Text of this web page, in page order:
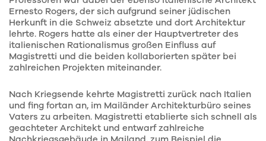
Ernesto Rogers, der sich aufgrund seiner jüdischen
Herkunft in die Schweiz absetzte und dort Architektur
lehrte. Rogers hatte als einer der Hauptvertreter des
italienischen Rationalismus großen Einfluss auf
Magistretti und die beiden kollaborierten später bei
zahlreichen Projekten miteinander.
Nach Kriegsende kehrte Magistretti zurück nach Italien
und fing fortan an, im Mailänder Architekturbüro seines
Vaters zu arbeiten. Magistretti etablierte sich schnell als
geachteter Architekt und entwarf zahlreiche